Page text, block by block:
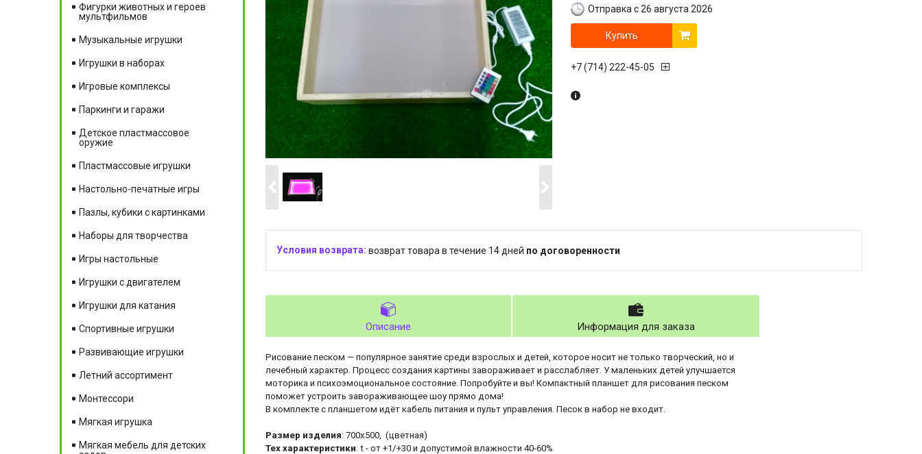
Отправка с 26 августа 2026
Купить
+7 (714) 222-45-05
возврат товара в течение 14 дней по договоренности
Описание Информация для заказа
Рисование песком — популярное занятие среди взрослых и детей, которое носит не только творческий, но и
лечебный характер. Процесс создания картины завораживает и расслабляет. У маленьких детей улучшается
моторика и психоэмоциональное состояние. Попробуйте и вы! Компактный планшет для рисования песком
поможет устроить завораживающее шоу прямо дома!
В комплекте с планшетом идёт кабель питания и пульт управления. Песок в набор не входит.
Размер изделия: 700х500, (цветная)
Тех характеристики: t - от +1/+30 и допустимой влажности 40-60%
Фигурки животных и героев
мультфильмов
Музыкальные игрушки
Игрушки в наборах
Игровые комплексы
Паркинги и гаражи
Детское пластмассовое
оружие
Пластмассовые игрушки
Настольно-печатные игры
Пазлы, кубики с картинками
Наборы для творчества
Игры настольные
Игрушки с двигателем
Игрушки для катания
Спортивные игрушки
Развивающие игрушки
Летний ассортимент
Монтессори
Мягкая игрушка
Мягкая мебель для детских